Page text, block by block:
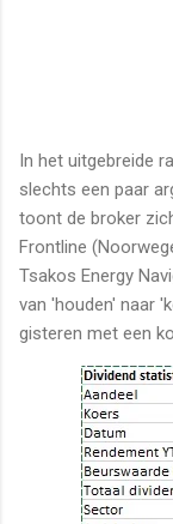
In het uitgebreide
slechts een paar
toont de broker
Frontline
Tsakos Energy
van 'houden' naar
gisteren met een